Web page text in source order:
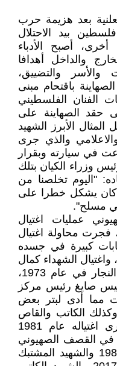
بعد هزيمة حرب
بيد الاحتلال
أصبح الأدباء
والداخل أهدافا
والأسر والتضييق،
باقتحام مبنى
الفنان الفلسطيني
حقد الصهاينة على
المثال الأبرز الشهيد
والذي جرى
ناسفة زرعت في سيارته وبقرار
وزراء الكيان بتلك
"اليوم تخلصنا من
كان يشكل خطرا على
مسلح".
عمليات اغتيال
فجرت محاولة اغتيال
كبيرة في جسده
الشهداء كمال
عدوان وكمال ناصر وأبو يوسف النجار في عام 1973،
صايغ رئيس مركز
مما أدى لبتر بعض
وضعف عينه عام 1972، وكذلك الكاتب والقاص
الشهيد ماجد أبو شرار الذي جرى اغتياله عام 1981
في القصف الصهيوني
في حصار ومعارك بيروت عام 1982 والشهيد المشتبك